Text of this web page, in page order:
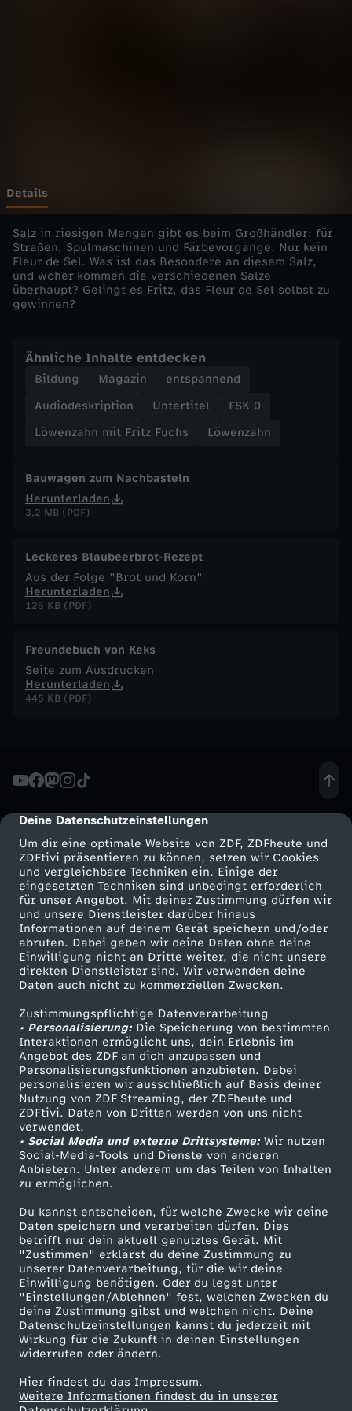
cmp-dialog-description
Deine Datenschutzeinstellungen
Um dir eine optimale Website von ZDF, ZDFheute und
ZDFtivi präsentieren zu können, setzen wir Cookies
und vergleichbare Techniken ein. Einige der
eingesetzten Techniken sind unbedingt erforderlich
für unser Angebot. Mit deiner Zustimmung dürfen wir
und unsere Dienstleister darüber hinaus
Informationen auf deinem Gerät speichern und/oder
abrufen. Dabei geben wir deine Daten ohne deine
Einwilligung nicht an Dritte weiter, die nicht unsere
direkten Dienstleister sind. Wir verwenden deine
Daten auch nicht zu kommerziellen Zwecken.
Zustimmungspflichtige Datenverarbeitung
• Personalisierung:Die Speicherung von bestimmten
Interaktionen ermöglicht uns, dein Erlebnis im
Angebot des ZDF an dich anzupassen und
Personalisierungsfunktionen anzubieten. Dabei
personalisieren wir ausschließlich auf Basis deiner
Nutzung von ZDF Streaming, der ZDFheute und
ZDFtivi. Daten von Dritten werden von uns nicht
verwendet.
• Social Media und externe Drittsysteme:Wir nutzen
Social-Media-Tools und Dienste von anderen
Anbietern. Unter anderem um das Teilen von Inhalten
zu ermöglichen.
Du kannst entscheiden, für welche Zwecke wir deine
Daten speichern und verarbeiten dürfen. Dies
betrifft nur dein aktuell genutztes Gerät. Mit
"Zustimmen" erklärst du deine Zustimmung zu
unserer Datenverarbeitung, für die wir deine
Einwilligung benötigen. Oder du legst unter
"Einstellungen/Ablehnen" fest, welchen Zwecken du
deine Zustimmung gibst und welchen nicht. Deine
Datenschutzeinstellungen kannst du jederzeit mit
Wirkung für die Zukunft in deinen Einstellungen
widerrufen oder ändern.
Hier findest du das Impressum.
Weitere Informationen findest du in unserer
F
r
i
t
z
F
u
h
-
S
a
l
-
e
i
ß
e
s
G
o
l
d
z
u
m
G
e
b
Details
Salz in riesigen Mengen gibt es beim Großhändler: für
Straßen, Spülmaschinen und Färbevorgänge. Nur kein
Fleur de Sel. Was ist das Besondere an diesem Salz,
und woher kommen die verschiedenen Salze
überhaupt? Gelingt es Fritz, das Fleur de Sel selbst zu
gewinnen?
Ähnliche Inhalte entdecken
Bildung Magazin
entspannend
Audiodeskription
Untertitel
FSK 0
Löwenzahn mit Fritz Fuchs
Löwenzahn
Bauwagen zum Nachbasteln
Herunterladen
3,2 MB (PDF)
Leckeres Blaubeerbrot-Rezept
Aus der Folge "Brot und Korn"
Herunterladen
126 KB (PDF)
Freundebuch von Keks
Seite zum Ausdrucken
Herunterladen
445 KB (PDF)
Mehr ZDF
ZDF-Apps
Smart TV
ZDFtext
Livestreams
Sendungen A-Z
TV-Programm
Service
ZDFmitreden
Kontakt zum ZDF
Tickets
Zuschauerservice
Hilfe
ZDF Unternehmen
Karriere
ZDF goes Schule
Werbefernsehen
Mainzelmännchen
Partner